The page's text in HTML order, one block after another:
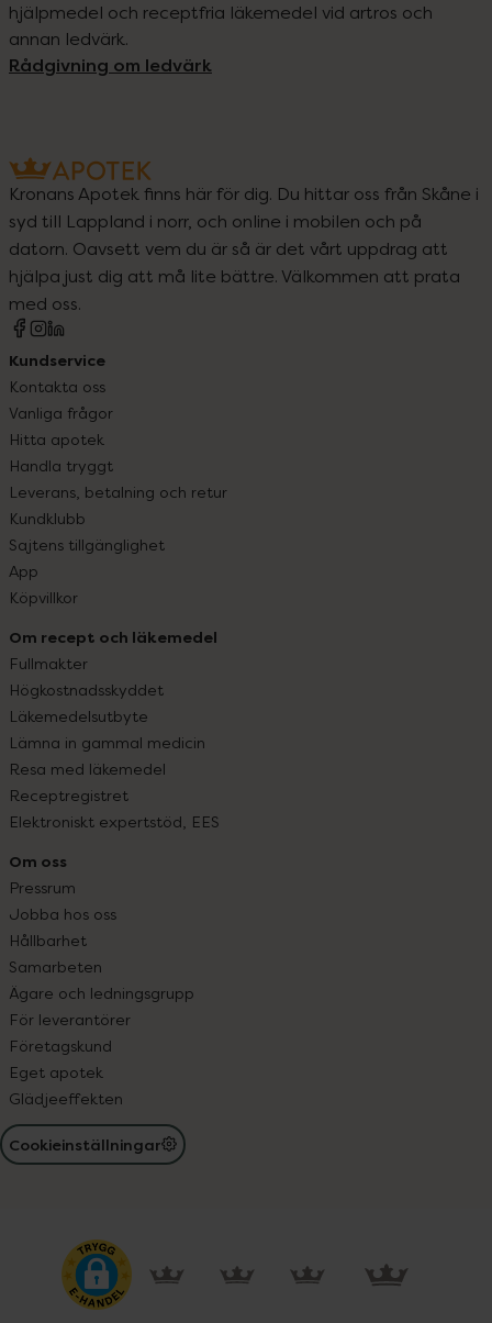
hjälpmedel och receptfria läkemedel vid artros och
annan ledvärk.
Rådgivning om ledvärk
Kronans Apotek finns här för dig. Du hittar oss från Skåne i
syd till Lappland i norr, och online i mobilen och på
datorn. Oavsett vem du är så är det vårt uppdrag att
hjälpa just dig att må lite bättre. Välkommen att prata
med oss.
Kundservice
Kontakta oss
Vanliga frågor
Hitta apotek
Handla tryggt
Leverans, betalning och retur
Kundklubb
Sajtens tillgänglighet
App
Köpvillkor
Om recept och läkemedel
Fullmakter
Högkostnadsskyddet
Läkemedelsutbyte
Lämna in gammal medicin
Resa med läkemedel
Receptregistret
Elektroniskt expertstöd, EES
Om oss
Pressrum
Jobba hos oss
Hållbarhet
Samarbeten
Ägare och ledningsgrupp
För leverantörer
Företagskund
Eget apotek
Glädjeeffekten
Cookieinställningar